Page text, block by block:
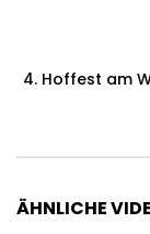
4. Hoffest am
ÄHNLICHE